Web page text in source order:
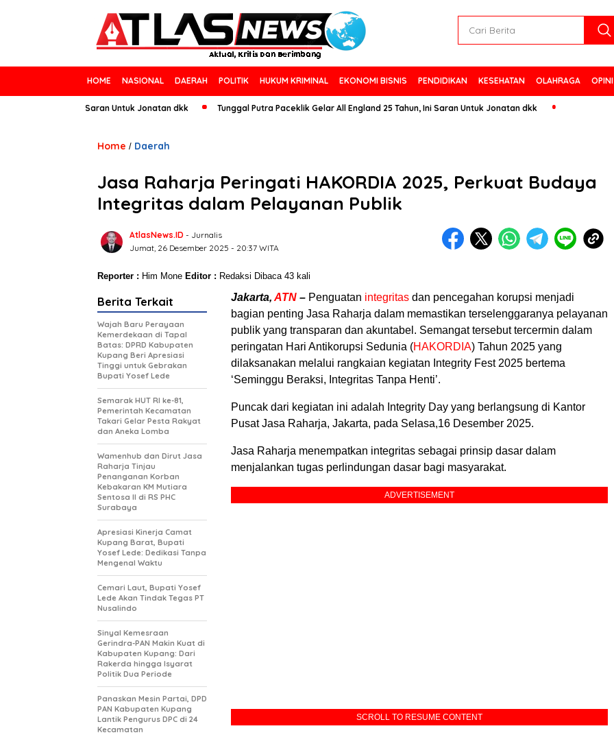
HOME NASIONAL DAERAH POLITIK HUKUM KRIMINAL EKONOMI BISNIS PENDIDIKAN KESEHATAN OLAHRAGA OPINI
Tahun, Ini Saran Untuk Jonatan dkk Tunggal Putra Paceklik Gelar All England 25 Tahun, Ini Saran Untuk Jonatan dkk
Home / Daerah
Jasa Raharja Peringati HAKORDIA 2025, Perkuat Budaya
Integritas dalam Pelayanan Publik
AtlasNews.ID - Jurnalis
Jumat, 26 Desember 2025 - 20:37 WITA
Reporter : Him Mone Editor : Redaksi Dibaca 43 kali
Jakarta, ATN – Penguatan integritas dan pencegahan korupsi menjadi
bagian penting Jasa Raharja dalam memastikan terselenggaranya pelayanan
publik yang transparan dan akuntabel. Semangat tersebut tercermin dalam
peringatan Hari Antikorupsi Sedunia (HAKORDIA) Tahun 2025 yang
dilaksanakan melalui rangkaian kegiatan Integrity Fest 2025 bertema
‘Seminggu Beraksi, Integritas Tanpa Henti’.
Puncak dari kegiatan ini adalah Integrity Day yang berlangsung di Kantor
Pusat Jasa Raharja, Jakarta, pada Selasa,16 Desember 2025.
Jasa Raharja menempatkan integritas sebagai prinsip dasar dalam
menjalankan tugas perlindungan dasar bagi masyarakat.
ADVERTISEMENT
SCROLL TO RESUME CONTENT
Berita Terkait
Wajah Baru Perayaan
Kemerdekaan di Tapal
Batas: DPRD Kabupaten
Kupang Beri Apresiasi
Tinggi untuk Gebrakan
Bupati Yosef Lede
Semarak HUT RI ke-81,
Pemerintah Kecamatan
Takari Gelar Pesta Rakyat
dan Aneka Lomba
Wamenhub dan Dirut Jasa
Raharja Tinjau
Penanganan Korban
Kebakaran KM Mutiara
Sentosa II di RS PHC
Surabaya
Apresiasi Kinerja Camat
Kupang Barat, Bupati
Yosef Lede: Dedikasi Tanpa
Mengenal Waktu
Cemari Laut, Bupati Yosef
Lede Akan Tindak Tegas PT
Nusalindo
Sinyal Kemesraan
Gerindra-PAN Makin Kuat di
Kabupaten Kupang: Dari
Rakerda hingga Isyarat
Politik Dua Periode
Panaskan Mesin Partai, DPD
PAN Kabupaten Kupang
Lantik Pengurus DPC di 24
Kecamatan